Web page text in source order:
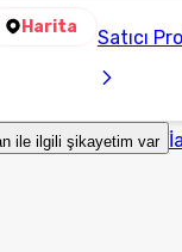
Harita Satıcı
ile ilgili şikayetim var